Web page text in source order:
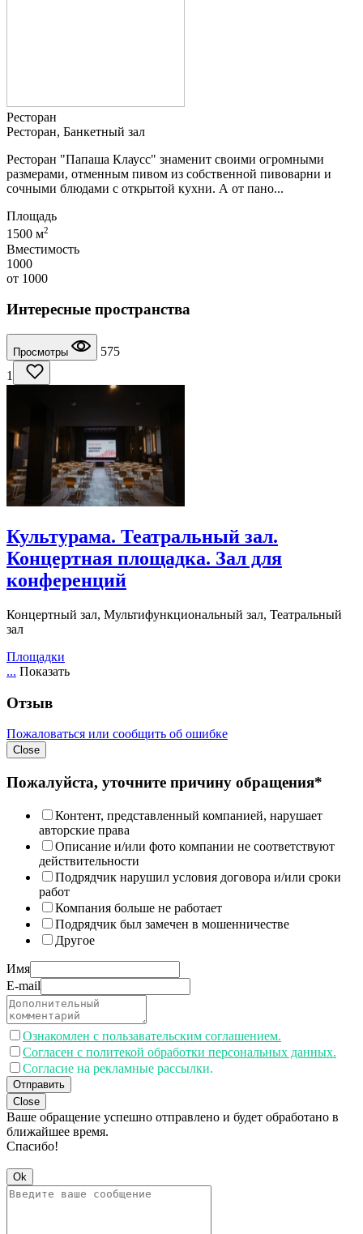
Ресторан
Ресторан, Банкетный зал
Ресторан "Папаша Клаусс" знаменит своими огромными
размерами, отменным пивом из собственной пивоварни и
сочными блюдами с открытой кухни. А от пано...
Площадь
1500 м2
Вместимость
1000
от 1000
Интересные пространства
Просмотры
575
1
Культурама. Театральный зал.
Концертная площадка. Зал для
конференций
Концертный зал, Мультифункциональный зал, Театральный
зал
Площадки
... Показать
Отзыв
Пожаловаться или сообщить об ошибке
Close
Пожалуйста, уточните причину обращения*
Контент, представленный компанией, нарушает
авторские права
Описание и/или фото компании не соответствуют
действительности
Подрядчик нарушил условия договора и/или сроки
работ
Компания больше не работает
Подрядчик был замечен в мошенничестве
Другое
Имя
E-mail
Ознакомлен с пользавательским соглашением.
Согласен с политекой обработки персональных данных.
Согласие на рекламные рассылки.
Отправить
Close
Ваше обращение успешно отправлено и будет обработано в
ближайшее время.
Спасибо!
Ok